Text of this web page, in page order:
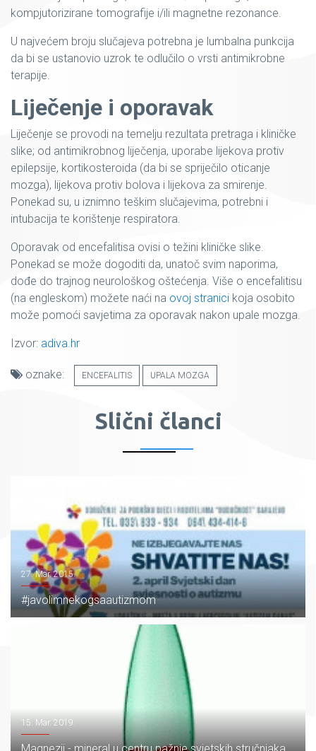
kompjutorizirane tomografije i/ili magnetne rezonance.
U najvećem broju slučajeva potrebna je lumbalna punkcija
da bi se ustanovio uzrok te odlučilo o vrsti antimikrobne
terapije.
Liječenje i oporavak
Liječenje se provodi na temelju rezultata pretraga i kliničke
slike; od antimikrobnog liječenja, uporabe lijekova protiv
epilepsije, kortikosteroida (da bi se spriječilo oticanje
mozga), lijekova protiv bolova i lijekova za smirenje.
Ponekad su, u iznimno teškim slučajevima, potrebni i
intubacija te korištenje respiratora.
Oporavak od encefalitisa ovisi o težini kliničke slike.
Ponekad se može dogoditi da, unatoč svim naporima,
dođe do trajnog neurološkog oštećenja. Više o encefalitisu
(na engleskom) možete naći na ovoj stranici koja osobito
može pomoći savjetima za oporavak nakon upale mozga.
Izvor: adiva.hr
oznake: ENCEFALITIS UPALA MOZGA
Slični članci
27. Mar. 2015.
#javolimnekogsaautizmom
15. Mar. 2019.